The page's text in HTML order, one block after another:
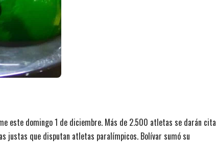
este domingo 1 de diciembre. Más de 2.500 atletas se darán cita
justas que disputan atletas paralímpicos. Bolívar sumó su